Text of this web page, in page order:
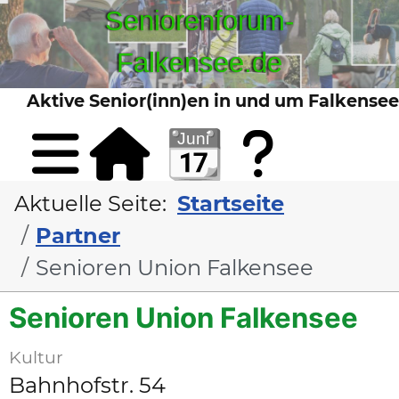
Seniorenforum-
Falkensee.de
Aktive Senior(inn)en in und um Falkensee
Aktuelle Seite: Startseite
Partner
Senioren Union Falkensee
Senioren Union Falkensee
Kultur
Bahnhofstr. 54